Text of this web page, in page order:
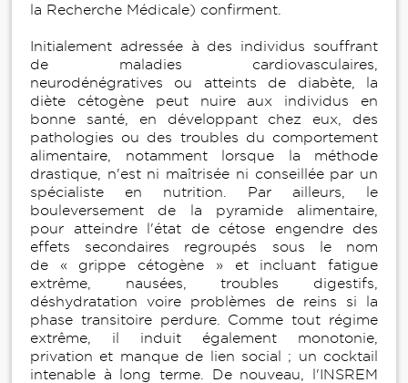
la Recherche Médicale) confirment.
Initialement adressée à des individus souffrant
de maladies cardiovasculaires,
neurodénégratives ou atteints de diabète, la
diète cétogène peut nuire aux individus en
bonne santé, en développant chez eux, des
pathologies ou des troubles du comportement
alimentaire, notamment lorsque la méthode
drastique, n'est ni maîtrisée ni conseillée par un
spécialiste en nutrition. Par ailleurs, le
bouleversement de la pyramide alimentaire,
pour atteindre l'état de cétose engendre des
effets secondaires regroupés sous le nom
de « grippe cétogène » et incluant fatigue
extrême, nausées, troubles digestifs,
déshydratation voire problèmes de reins si la
phase transitoire perdure. Comme tout régime
extrême, il induit également monotonie,
privation et manque de lien social ; un cocktail
intenable à long terme. De nouveau, l'INSREM